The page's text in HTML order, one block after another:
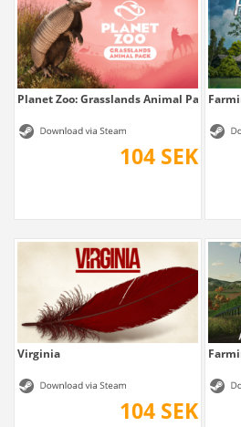
Planet Zoo: Grasslands Animal Pack
104 SEK
Virginia
104 SEK